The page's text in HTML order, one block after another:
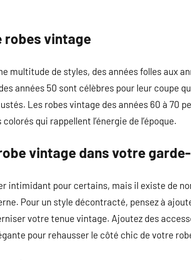
robes vintage
multitude de styles, des années folles aux
années 50 sont célèbres pour leur coupe
Les robes vintage des années 60 à 70
qui rappellent l’énergie de l’époque.
vintage dans votre
intimidant pour certains, mais il existe de
Pour un style décontracté, pensez à
votre tenue vintage. Ajoutez des
pour rehausser le côté chic de votre